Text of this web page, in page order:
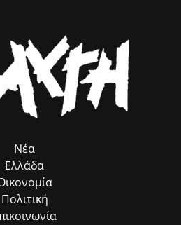
Τσιάκαλο, για την καταλυτική
λειτουργεί ως πολύτιμος
χωρίς να επιβαρύνει ούτε με ένα
εκφράζω τις θερμές μου ευχαριστίες
Ηλία Ευσταθόπουλο για τον
και την Προϊσταμένη της κα Σία
άμισθο σύμβουλό μου για θέματα
ακριβή μεταφορά των αναγκών από
αποτελέσματα για όλους τους
Νέα
Ελλάδα
Πολιτική